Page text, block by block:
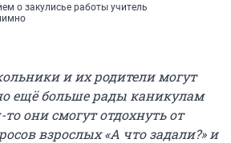
о закулисье работы учитель
и их родители могут
ещё больше рады каникулам
они смогут отдохнуть от
взрослых «А что задали?» и